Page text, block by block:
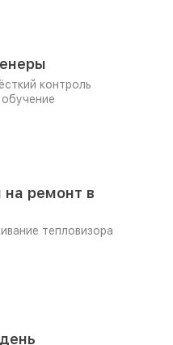
контроль
обучение
ремонт в
тепловизора